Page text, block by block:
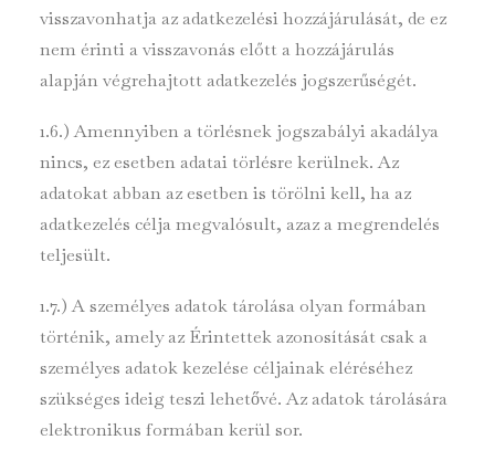
visszavonhatja az adatkezelési hozzájárulását, de ez
nem érinti a visszavonás előtt a hozzájárulás
alapján végrehajtott adatkezelés jogszerűségét.
1.6.) Amennyiben a törlésnek jogszabályi akadálya
nincs, ez esetben adatai törlésre kerülnek. Az
adatokat abban az esetben is törölni kell, ha az
adatkezelés célja megvalósult, azaz a megrendelés
teljesült.
1.7.) A személyes adatok tárolása olyan formában
történik, amely az Érintettek azonosítását csak a
személyes adatok kezelése céljainak eléréséhez
szükséges ideig teszi lehetővé. Az adatok tárolására
elektronikus formában kerül sor.